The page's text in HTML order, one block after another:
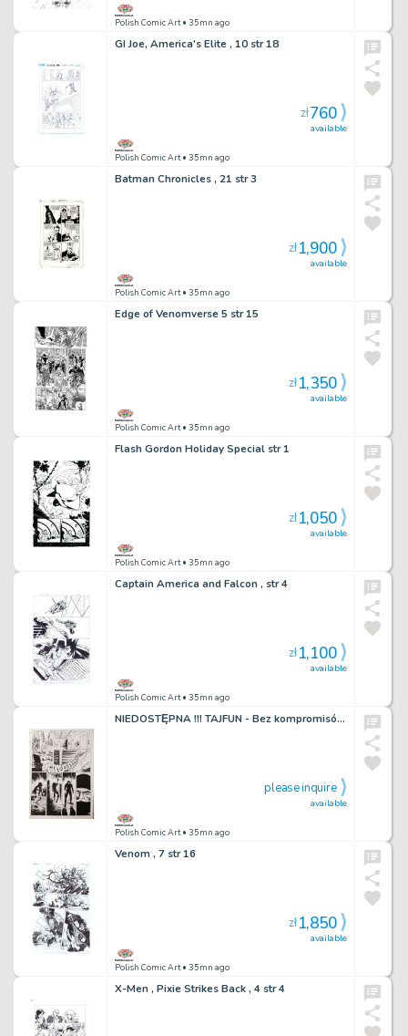
Polish Comic Art• 35mn ago
GI Joe, America's Elite , 10 str 18
Polish Comic Art• 35mn ago
available
zł760
Batman Chronicles , 21 str 3
Polish Comic Art• 35mn ago
available
zł1,900
Edge of Venomverse 5 str 15
Polish Comic Art• 35mn ago
available
zł1,350
Flash Gordon Holiday Special str 1
Polish Comic Art• 35mn ago
available
zł1,050
Captain America and Falcon , str 4
Polish Comic Art• 35mn ago
available
zł1,100
NIEDOSTĘPNA !!! TAJFUN - Bez kompromisów - Raczkiewicz - UNIKAT - PROMOCJA !!! NIEDOSTĘPNA !!!
Polish Comic Art• 35mn ago
available
please inquire
Venom , 7 str 16
Polish Comic Art• 35mn ago
available
zł1,850
X-Men , Pixie Strikes Back , 4 str 4